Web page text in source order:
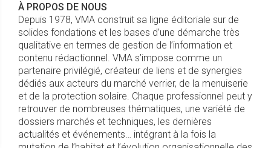
À PROPOS DE NOUS
Depuis 1978, VMA construit sa ligne éditoriale sur de
solides fondations et les bases d’une démarche très
qualitative en termes de gestion de l’information et
contenu rédactionnel. VMA s’impose comme un
partenaire privilégié, créateur de liens et de synergies
dédiés aux acteurs du marché verrier, de la menuiserie
et de la protection solaire. Chaque professionnel peut y
retrouver de nombreuses thématiques, une variété de
dossiers marchés et techniques, les dernières
actualités et événements… intégrant à la fois la